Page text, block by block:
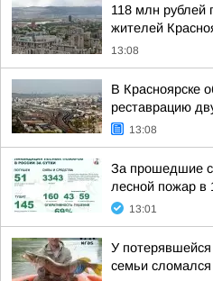
118 млн рублей
жителей
13:08
В Красноярске
реставрацию
13:08
За прошедшие
лесной пожар в
13:01
У
семьи